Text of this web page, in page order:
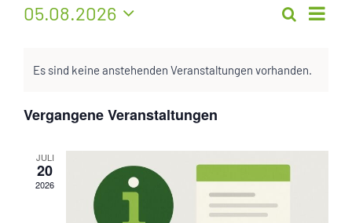
Suche
Monat
05.08.2026
von
Veranstaltungen
Es sind keine anstehenden Veranstaltungen vorhanden.
Vergangene Veranstaltungen
JULI
20
2026